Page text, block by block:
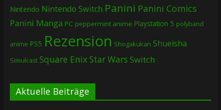
Nintendo Nintendo Switch Panini Panini Comics
Panini Manga PC peppermint anime Playstation 5 polyband
anime PS5 Rezension Shogakukan Shueisha
Simulcast Square EnixStar Wars Switch
Aktuelle Beiträge